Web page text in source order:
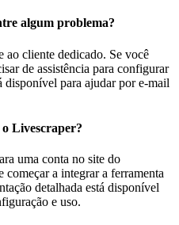
algum problema?
ao cliente dedicado. Se você
de assistência para configurar
disponível para ajudar por e-mail
o Livescraper?
uma conta no site do
a integrar a ferramenta
detalhada está disponível
e uso.